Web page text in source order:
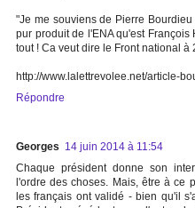
"Je me souviens de Pierre
pur produit de l'ENA qu'est
tout ! Ca veut dire le Front national à
http://www.lalettrevolee.net/article-
Répondre
Georges 14 juin 2014 à 11:54
Chaque président donne son
l'ordre des choses. Mais, être à ce
les français ont validé - bien qu'il